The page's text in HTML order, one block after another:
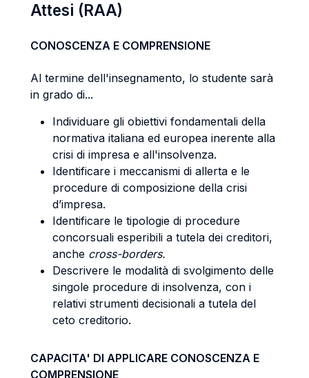
Attesi (RAA)
CONOSCENZA E COMPRENSIONE
Al termine dell'insegnamento, lo studente sarà
in grado di...
Individuare gli obiettivi fondamentali della
normativa italiana ed europea inerente alla
crisi di impresa e all'insolvenza.
Identificare i meccanismi di allerta e le
procedure di composizione della crisi
d’impresa.
Identificare le tipologie di procedure
concorsuali esperibili a tutela dei creditori,
anche cross-borders.
Descrivere le modalità di svolgimento delle
singole procedure di insolvenza, con i
relativi strumenti decisionali a tutela del
ceto creditorio.
CAPACITA' DI APPLICARE CONOSCENZA E
COMPRENSIONE